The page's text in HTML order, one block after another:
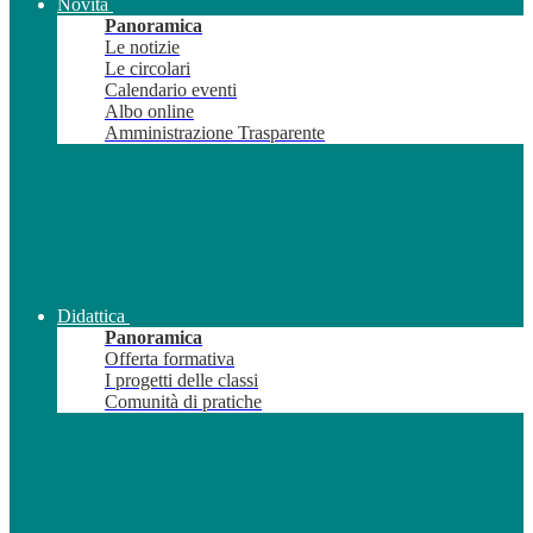
Novità
Panoramica
Le notizie
Le circolari
Calendario eventi
Albo online
Amministrazione Trasparente
Didattica
Panoramica
Offerta formativa
I progetti delle classi
Comunità di pratiche